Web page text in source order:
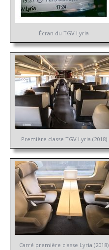
Écran du TGV Lyria
Première classe TGV Lyria (2018)
Carré première classe Lyria (2018)